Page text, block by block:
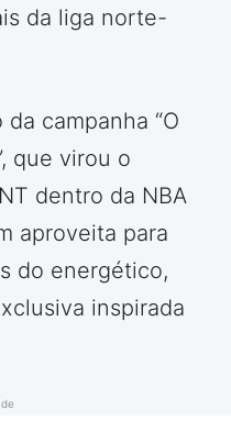
da liga norte-
campanha “O
que virou o
dentro da NBA
aproveita para
do energético,
inspirada